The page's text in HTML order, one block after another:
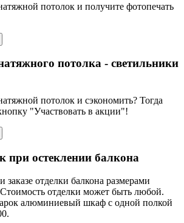
потолок и получите фотопечать
потолка - светильники
потолок и сэкономить? Тогда
"Участвовать в акции"!
остеклении балкона
заказе отделки балкона размерами
отделки может быть любой.
алюминиевый шкаф с одной полкой